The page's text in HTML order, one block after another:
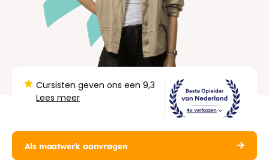
Cursisten geven ons een 9,3
Lees meer
Als maatwerk aanvragen